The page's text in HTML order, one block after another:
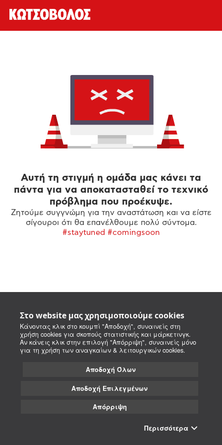
Στο website μας χρησιμοποιούμε cookies
Κάνοντας κλικ στο κουμπί "Αποδοχή", συναινείς στη
χρήση cookies για σκοπούς στατιστικής και μάρκετινγκ.
Αν κάνεις κλικ στην επιλογή "Απόρριψη", συναινείς μόνο
για τη χρήση των αναγκαίων & λειτουργικών cookies.
Αποδοχή Όλων
Αποδοχή Επιλεγμένων
Απόρριψη
Περισσότερα
Αυτή τη στιγμή η ομάδα μας κάνει τα
πάντα για να αποκατασταθεί το τεχνικό
πρόβλημα που προέκυψε.
Ζητούμε συγγνώμη για την αναστάτωση και να είστε
σίγουροι ότι θα επανέλθουμε πολύ σύντομα.
#staytuned #comingsoon